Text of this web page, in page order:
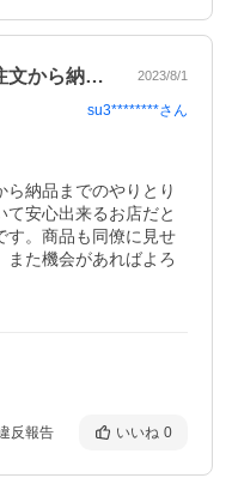
昨日予定通りに届きました。注文から納品… 2023/8/1
su3********さん
納品までのやりとり
て安心出来るお店だと
す。商品も同僚に見せ
また機会があればよろ
反報告 いいね 0